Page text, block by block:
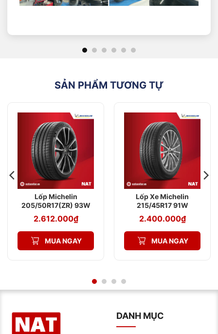
SẢN PHẨM TƯƠNG TỰ
Lốp Michelin
205/50R17(ZR) 93W
Pilot Sport 4
2.612.000₫
MUA NGAY
Lốp Xe Michelin
215/45R17 91W
Primacy 4 ST
2.400.000₫
MUA NGAY
DANH MỤC